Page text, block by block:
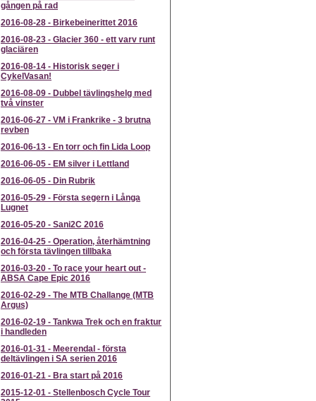
gången på rad
2016-08-28 - Birkebeinerittet 2016
2016-08-23 - Glacier 360 - ett varv runt
glaciären
2016-08-14 - Historisk seger i
CykelVasan!
2016-08-09 - Dubbel tävlingshelg med
två vinster
2016-06-27 - VM i Frankrike - 3 brutna
revben
2016-06-13 - En torr och fin Lida Loop
2016-06-05 - EM silver i Lettland
2016-06-05 - Din Rubrik
2016-05-29 - Första segern i Långa
Lugnet
2016-05-20 - Sani2C 2016
2016-04-25 - Operation, återhämtning
och första tävlingen tillbaka
2016-03-20 - To race your heart out -
ABSA Cape Epic 2016
2016-02-29 - The MTB Challange (MTB
Argus)
2016-02-19 - Tankwa Trek och en fraktur
i handleden
2016-01-31 - Meerendal - första
deltävlingen i SA serien 2016
2016-01-21 - Bra start på 2016
2015-12-01 - Stellenbosch Cycle Tour